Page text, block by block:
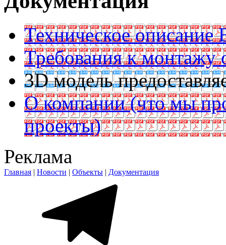
Техническое описание
Требования к монтажу
3D модель
О компании (что мы
проекты)
Реклама
Главная | Новости | Объекты | Документация